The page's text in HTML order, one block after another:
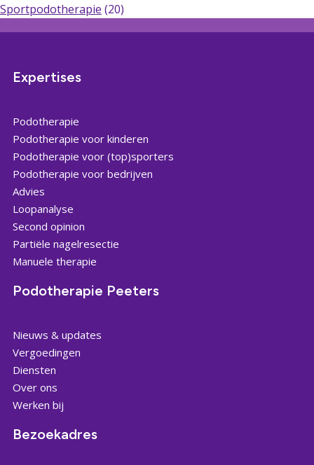
Sportpodotherapie (20)
Expertises
Podotherapie
Podotherapie voor kinderen
Podotherapie voor (top)sporters
Podotherapie voor bedrijven
Advies
Loopanalyse
Second opinion
Partiële nagelresectie
Manuele therapie
Podotherapie Peeters
Nieuws & updates
Vergoedingen
Diensten
Over ons
Werken bij
Bezoekadres